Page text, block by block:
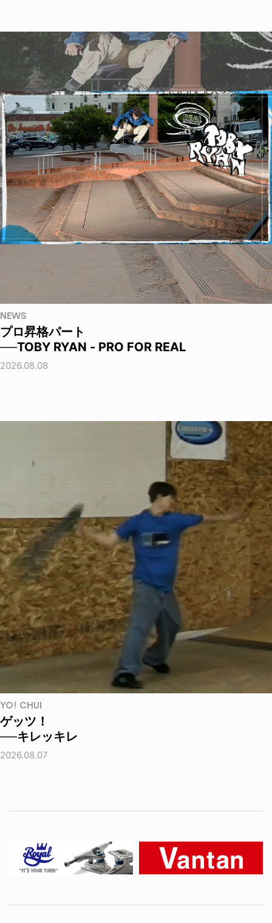
NEWS
プロ昇格パート
──TOBY RYAN - PRO FOR REAL
2026.08.08
YO! CHUI
ゲッツ！
──キレッキレ
2026.08.07